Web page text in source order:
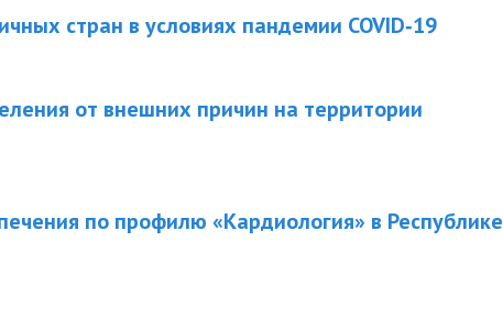
стран в условиях пандемии COVID‑19
от внешних причин на территории
по профилю «Кардиология» в Республике